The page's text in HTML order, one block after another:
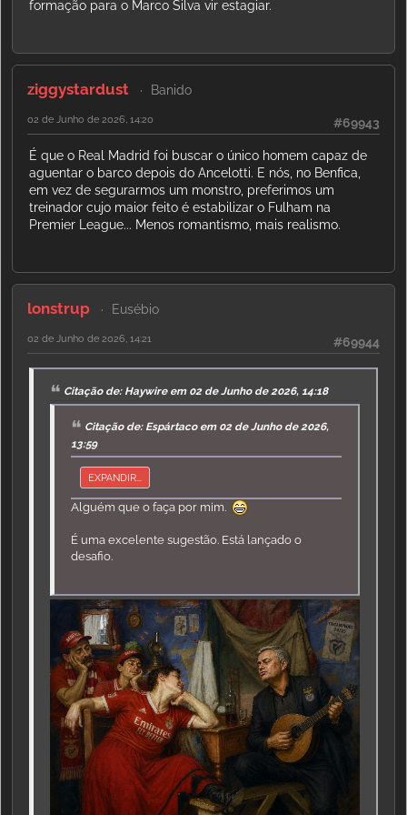
formação para o Marco Silva vir estagiar.
ziggystardust Banido
#69943
02 de Junho de 2026, 14:20
É que o Real Madrid foi buscar o único homem capaz de
aguentar o barco depois do Ancelotti. E nós, no Benfica,
em vez de segurarmos um monstro, preferimos um
treinador cujo maior feito é estabilizar o Fulham na
Premier League... Menos romantismo, mais realismo.
lonstrup Eusébio
#69944
02 de Junho de 2026, 14:21
Citação de: Haywire em 02 de Junho de 2026, 14:18
Citação de: Espártaco em 02 de Junho de 2026,
13:59
EXPANDIR...
Alguém que o faça por mim.
É uma excelente sugestão. Está lançado o
desafio.